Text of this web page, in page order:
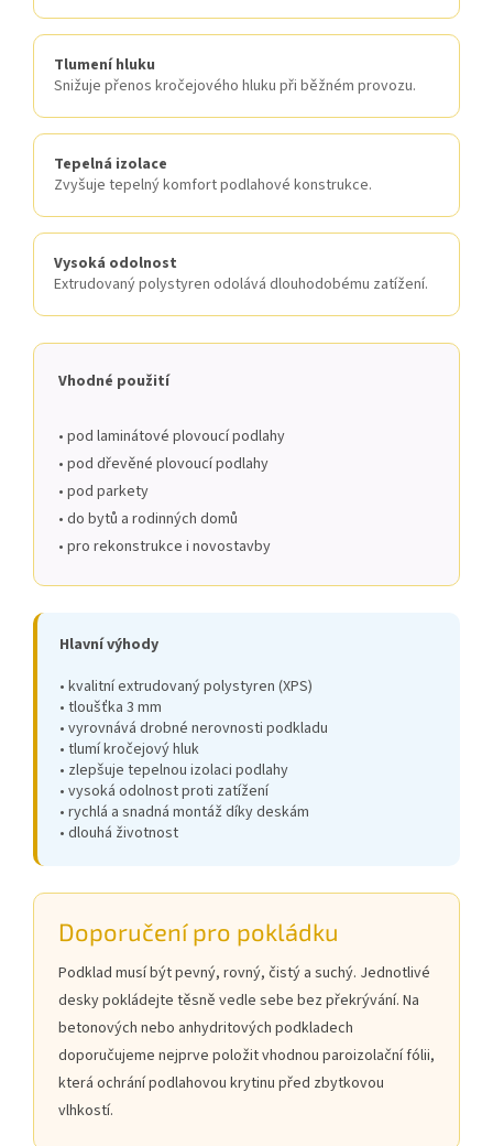
Tlumení hluku
Snižuje přenos kročejového hluku při běžném provozu.
Tepelná izolace
Zvyšuje tepelný komfort podlahové konstrukce.
Vysoká odolnost
Extrudovaný polystyren odolává dlouhodobému zatížení.
Vhodné použití
• pod laminátové plovoucí podlahy
• pod dřevěné plovoucí podlahy
• pod parkety
• do bytů a rodinných domů
• pro rekonstrukce i novostavby
Hlavní výhody
• kvalitní extrudovaný polystyren (XPS)
• tloušťka 3 mm
• vyrovnává drobné nerovnosti podkladu
• tlumí kročejový hluk
• zlepšuje tepelnou izolaci podlahy
• vysoká odolnost proti zatížení
• rychlá a snadná montáž díky deskám
• dlouhá životnost
Doporučení pro pokládku
Podklad musí být pevný, rovný, čistý a suchý. Jednotlivé
desky pokládejte těsně vedle sebe bez překrývání. Na
betonových nebo anhydritových podkladech
doporučujeme nejprve položit vhodnou paroizolační fólii,
která ochrání podlahovou krytinu před zbytkovou
vlhkostí.